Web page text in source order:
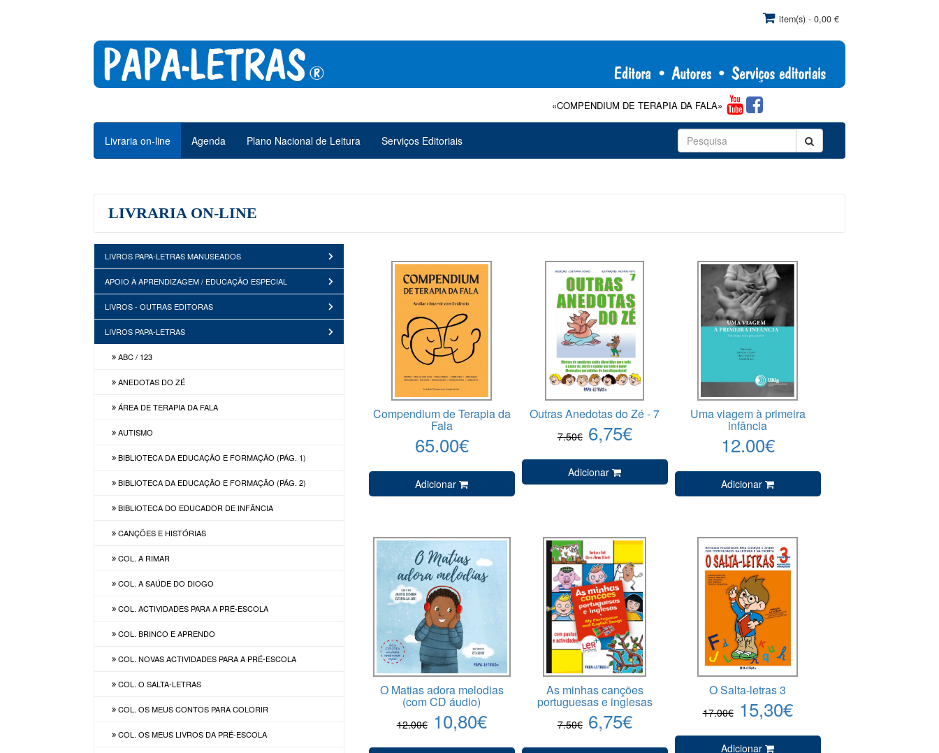
item(s) - 0,00 €
«COMPENDIUM DE TERAPIA DA FALA»: Com comercialização exclusiva pela Papa-Letras, de
Livraria on-line Agenda Plano Nacional de Leitura Serviços Editoriais
LIVRARIA ON-LINE
LIVROS PAPA-LETRAS MANUSEADOS
APOIO À APRENDIZAGEM / EDUCAÇÃO ESPECIAL
LIVROS - OUTRAS EDITORAS
LIVROS PAPA-LETRAS
ABC / 123
ANEDOTAS DO ZÉ
ÁREA DE TERAPIA DA FALA
AUTISMO
BIBLIOTECA DA EDUCAÇÃO E FORMAÇÃO (PÁG. 1)
BIBLIOTECA DA EDUCAÇÃO E FORMAÇÃO (PÁG. 2)
BIBLIOTECA DO EDUCADOR DE INFÂNCIA
CANÇÕES E HISTÓRIAS
COL. A RIMAR
COL. A SAÚDE DO DIOGO
COL. ACTIVIDADES PARA A PRÉ-ESCOLA
COL. BRINCO E APRENDO
COL. NOVAS ACTIVIDADES PARA A PRÉ-ESCOLA
COL. O SALTA-LETRAS
COL. OS MEUS CONTOS PARA COLORIR
COL. OS MEUS LIVROS DA PRÉ-ESCOLA
Compendium de Terapia da
Fala
65.00€
Adicionar
Outras Anedotas do Zé - 7
7.50€ 6,75€
Adicionar
Uma viagem à primeira
infância
12.00€
Adicionar
O Matias adora melodias
(com CD áudio)
12.00€ 10,80€
As minhas canções
portuguesas e inglesas
7.50€ 6,75€
O Salta-letras 3
17.00€ 15,30€
Adicionar